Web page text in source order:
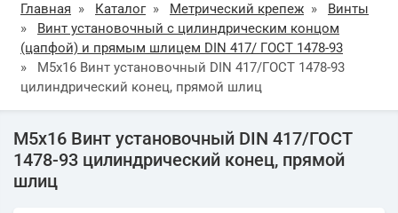
Главная » Каталог » Метрический крепеж »
Винты
»
Винт установочный с цилиндрическим концом
(цапфой) и прямым шлицем DIN 417/ ГОСТ 1478-93
»
М5х16 Винт установочный DIN 417/ГОСТ 1478-93
цилиндрический конец, прямой шлиц
М5х16 Винт установочный DIN 417/ГОСТ
1478-93 цилиндрический конец, прямой
шлиц